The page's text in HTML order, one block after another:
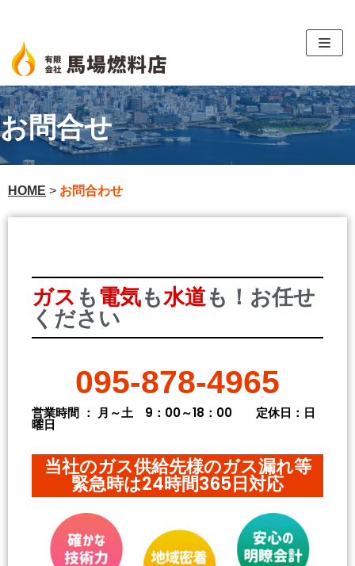
ン
テ
ン
ツ
へ
ス
キ
ッ
お問合せ
HOME > お問合わせ
ガス も電気も水道も！お任せ
ください
095-878-4965
営業時間 ： 月～土 9：00～18：00 定休日：日
曜日
当社のガス供給先様のガス漏れ等
緊急時は24時間365日対応